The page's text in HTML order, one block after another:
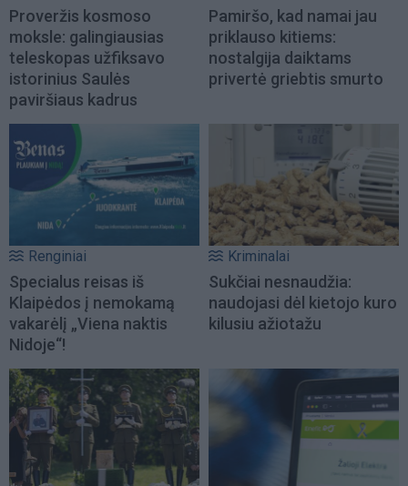
Proveržis kosmoso
moksle: galingiausias
teleskopas užfiksavo
istorinius Saulės
paviršiaus kadrus
Pamiršo, kad namai jau
priklauso kitiems:
nostalgija daiktams
privertė griebtis smurto
Renginiai
Specialus reisas iš
Klaipėdos į nemokamą
vakarėlį „Viena naktis
Nidoje“!
Kriminalai
Sukčiai nesnaudžia:
naudojasi dėl kietojo kuro
kilusiu ažiotažu